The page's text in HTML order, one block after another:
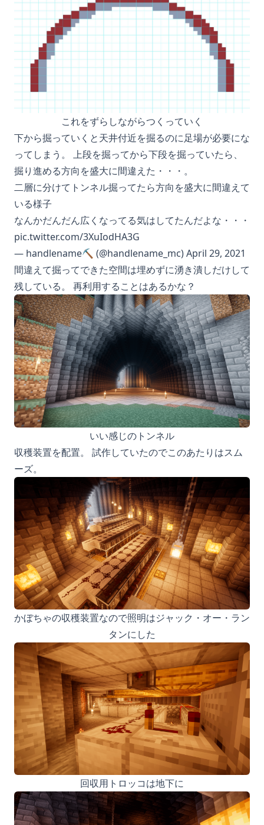
これをずらしながらつくっていく
下から掘っていくと天井付近を掘るのに足場が必要にな
ってしまう。 上段を掘ってから下段を掘っていたら、
掘り進める方向を盛大に間違えた・・・。
二層に分けてトンネル掘ってたら方向を盛大に間違えて
いる様子
なんかだんだん広くなってる気はしてたんだよな・・・
pic.twitter.com/3XuIodHA3G
— handlename⛏ (@handlename_mc)April 29, 2021
間違えて掘ってできた空間は埋めずに湧き潰しだけして
残している。 再利用することはあるかな？
いい感じのトンネル
収穫装置を配置。 試作していたのでこのあたりはスム
ーズ。
かぼちゃの収穫装置なので照明はジャック・オー・ラン
タンにした
回収用トロッコは地下に